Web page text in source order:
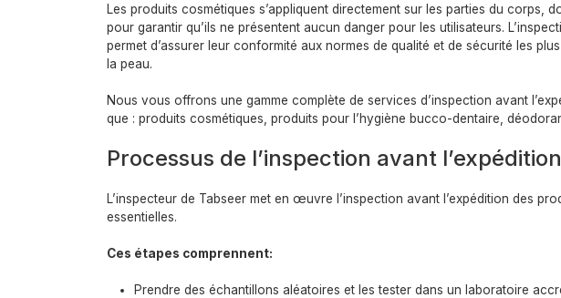
Les produits cosmétiques s’appliquent directement sur les parties du corps,
pour garantir qu’ils ne présentent aucun danger pour les utilisateurs.
permet d’assurer leur conformité aux normes de qualité et de sécurité les
la peau.
Nous vous offrons une gamme complète de services d’inspection avant
que : produits cosmétiques, produits pour l’hygiène bucco-dentaire,
Processus de l’inspection avant
L’inspecteur de Tabseer met en œuvre l’inspection avant l’expédition des
essentielles.
Ces étapes comprennent:
Prendre des échantillons aléatoires et les tester dans un laboratoire